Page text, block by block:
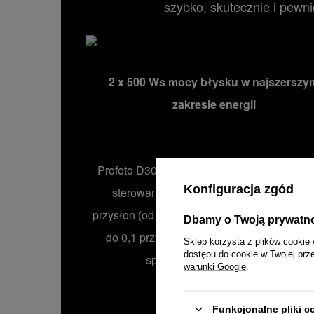
szybko, skutecznie i
2 x 500 Ws mocy błysku w
zakresie energii
Profoto D30 oferuje szeroki i precyzyjny
sterowania mocą błysku wynoszącym 11
przysłon (od 0,5 do 500 Ws) z przyrostem
do 0,1 przysłony. Pozwala to pełną
sposobu oświetlenia planu.
Konfiguracja zgód
Dbamy o Twoją
Sklep korzysta z plików cookie
dostępu do cookie w Twojej
warunki Google
Funkcjonalne pliki